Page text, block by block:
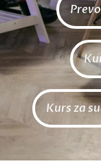
Kurs za